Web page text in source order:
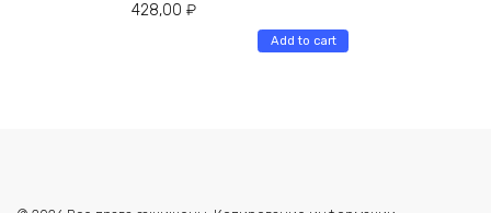
428,00 ₽
Add to cart